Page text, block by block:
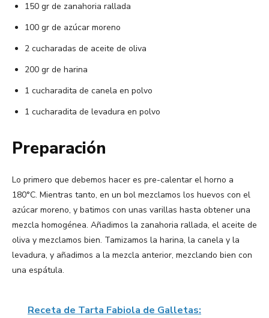
150 gr de zanahoria rallada
100 gr de azúcar moreno
2 cucharadas de aceite de oliva
200 gr de harina
1 cucharadita de canela en polvo
1 cucharadita de levadura en polvo
Preparación
Lo primero que debemos hacer es pre-calentar el horno a
180°C. Mientras tanto, en un bol mezclamos los huevos con el
azúcar moreno, y batimos con unas varillas hasta obtener una
mezcla homogénea. Añadimos la zanahoria rallada, el aceite de
oliva y mezclamos bien. Tamizamos la harina, la canela y la
levadura, y añadimos a la mezcla anterior, mezclando bien con
una espátula.
Receta de Tarta Fabiola de Galletas: